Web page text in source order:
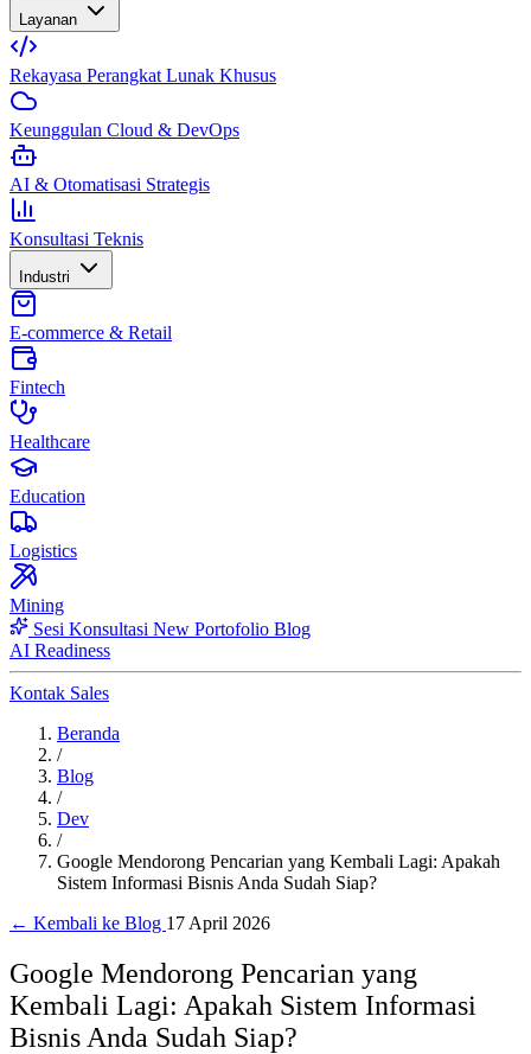
Layanan
Rekayasa Perangkat Lunak Khusus
Keunggulan Cloud & DevOps
AI & Otomatisasi Strategis
Konsultasi Teknis
Industri
E-commerce & Retail
Fintech
Healthcare
Education
Logistics
Mining
Sesi Konsultasi New Portofolio Blog
AI Readiness
Kontak Sales
Beranda
/
Blog
/
Dev
/
Google Mendorong Pencarian yang Kembali Lagi: Apakah
Sistem Informasi Bisnis Anda Sudah Siap?
← Kembali ke Blog 17 April 2026
Google Mendorong Pencarian yang
Kembali Lagi: Apakah Sistem Informasi
Bisnis Anda Sudah Siap?